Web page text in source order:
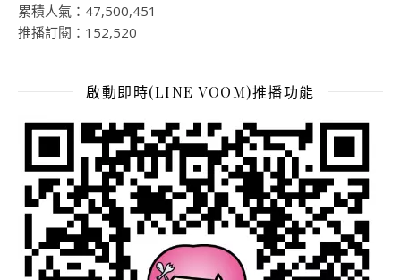
累積人氣：47,500,451
推播訂閱：152,520
啟動即時(LINE VOOM)推播功能